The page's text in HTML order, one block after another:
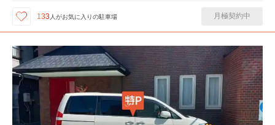
133 人がお気に入りの駐車場 月極契約中